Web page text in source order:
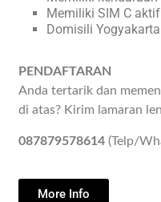
Memiliki SIM C aktif
Domisili Yogyakarta
PENDAFTARAN
Anda tertarik dan
di atas? Kirim lamaran
087879578614 (Telp/
More Info